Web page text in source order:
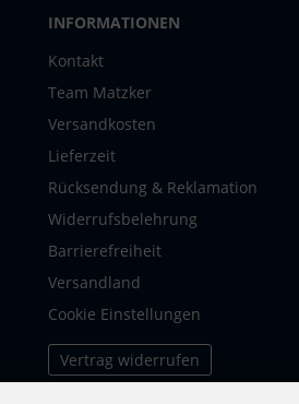
INFORMATIONEN
Kontakt
Team Matzker
Versandkosten
Lieferzeit
Rücksendung & Reklamation
Widerrufsbelehrung
Barrierefreiheit
Versandland
Cookie Einstellungen
Vertrag widerrufen